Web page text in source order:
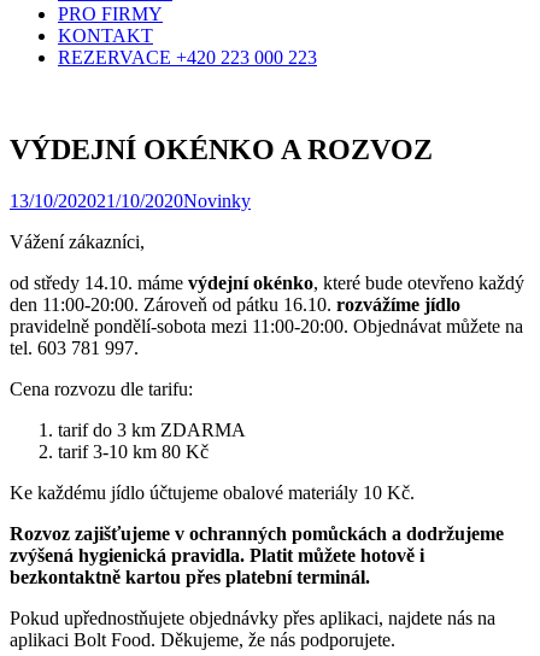
PRO FIRMY
KONTAKT
REZERVACE +420 223 000 223
VÝDEJNÍ OKÉNKO A ROZVOZ
13/10/202021/10/2020Novinky
Vážení zákazníci,
od středy 14.10. máme výdejní okénko, které bude otevřeno každý
den 11:00-20:00. Zároveň od pátku 16.10. rozvážíme jídlo
pravidelně pondělí-sobota mezi 11:00-20:00. Objednávat můžete na
tel. 603 781 997.
Cena rozvozu dle tarifu:
tarif do 3 km ZDARMA
tarif 3-10 km 80 Kč
Ke každému jídlo účtujeme obalové materiály 10 Kč.
Rozvoz zajišťujeme v ochranných pomůckách a dodržujeme
zvýšená hygienická pravidla. Platit můžete hotově i
bezkontaktně kartou přes platební terminál.
Pokud upřednostňujete objednávky přes aplikaci, najdete nás na
aplikaci Bolt Food. Děkujeme, že nás podporujete.